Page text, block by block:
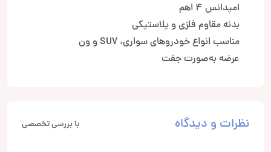
امپدانس ۴ اهم
بدنه مقاوم فلزی و پلاستیکی
مناسب انواع خودروهای سواری، SUV و ون
عرضه به‌صورت جفت
نظرات و دیدگاه با بررسی تخصصی